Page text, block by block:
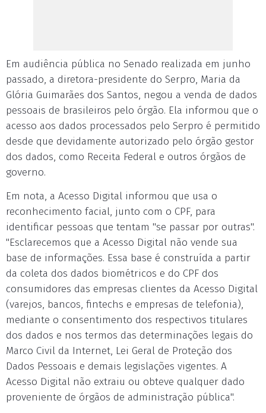
Em audiência pública no Senado realizada em junho
passado, a diretora-presidente do Serpro, Maria da
Glória Guimarães dos Santos, negou a venda de dados
pessoais de brasileiros pelo órgão. Ela informou que o
acesso aos dados processados pelo Serpro é permitido
desde que devidamente autorizado pelo órgão gestor
dos dados, como Receita Federal e outros órgãos de
governo.
Em nota, a Acesso Digital informou que usa o
reconhecimento facial, junto com o CPF, para
identificar pessoas que tentam "se passar por outras".
"Esclarecemos que a Acesso Digital não vende sua
base de informações. Essa base é construída a partir
da coleta dos dados biométricos e do CPF dos
consumidores das empresas clientes da Acesso Digital
(varejos, bancos, fintechs e empresas de telefonia),
mediante o consentimento dos respectivos titulares
dos dados e nos termos das determinações legais do
Marco Civil da Internet, Lei Geral de Proteção dos
Dados Pessoais e demais legislações vigentes. A
Acesso Digital não extraiu ou obteve qualquer dado
proveniente de órgãos de administração pública".